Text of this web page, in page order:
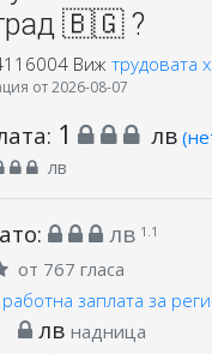
🇧🇬 ?
Виж трудовата
от 2026-08-07
1 лв
лв
лв 1.1
от 767 гласа
заплата за
лв надница